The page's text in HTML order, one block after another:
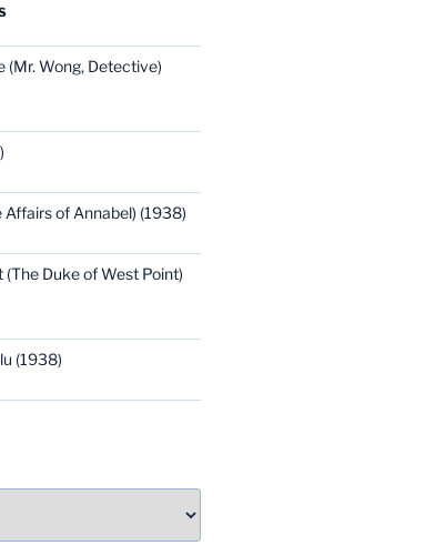
(Mr. Wong, Detective)
Affairs of Annabel) (1938)
(The Duke of West Point)
(1938)